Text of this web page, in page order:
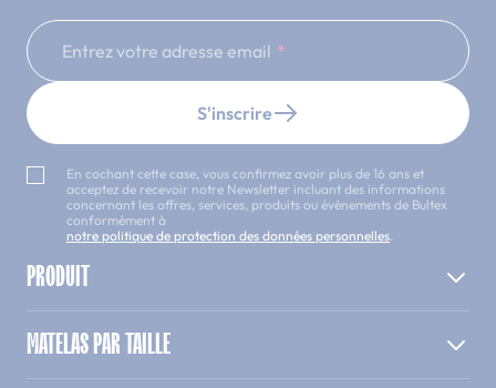
Entrez votre adresse email
S'inscrire
En cochant cette case, vous confirmez avoir plus de 16 ans et
acceptez de recevoir notre Newsletter incluant des informations
concernant les offres, services, produits ou évènements de Bultex
conformément à
notre politique de protection des données personnelles.
PRODUIT
MATELAS PAR TAILLE